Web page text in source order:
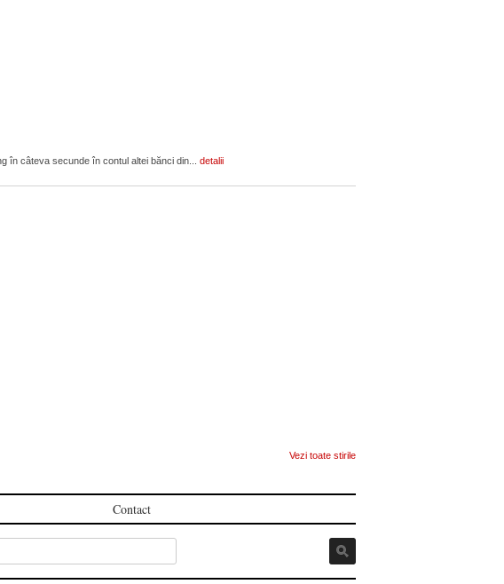
în câteva secunde în contul altei bănci din... detalii
Vezi toate stirile
Contact